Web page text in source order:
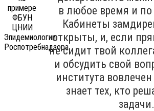
в любое время и
Кабинеты
открыты, и, если
не сидит твой
и обсудить свой
института
знает тех, кто
задачи.